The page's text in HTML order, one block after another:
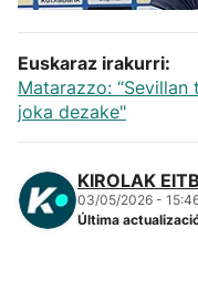
Atletismo
Carreras de
Más deportes
Euskaraz irakurri:
Matarazzo:
joka dezake"
KIROLAK EITB
03/05/2026 -
Última